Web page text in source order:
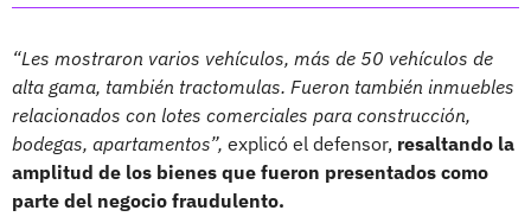
“Les mostraron varios vehículos, más de 50 vehículos de
alta gama, también tractomulas. Fueron también inmuebles
relacionados con lotes comerciales para construcción,
bodegas, apartamentos”, explicó el defensor, resaltando la
amplitud de los bienes que fueron presentados como
parte del negocio fraudulento.